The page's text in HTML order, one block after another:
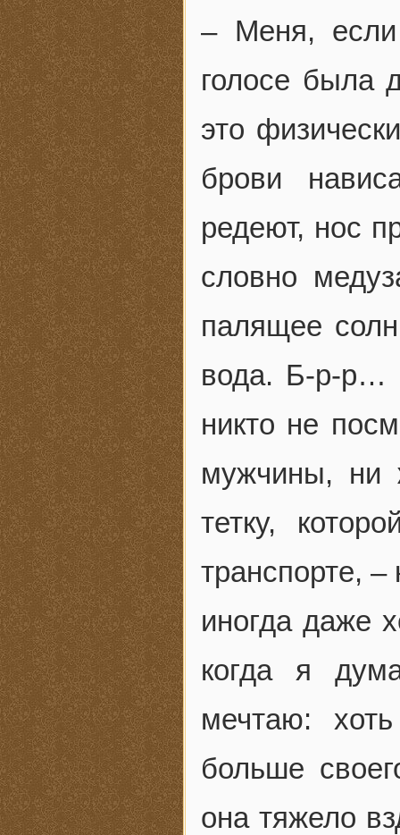
– Меня,
голосе была
это
брови
редеют, нос
словно
палящее
вода. Б-р-р…
никто не
мужчины, ни
тетку,
транспорте,
иногда даже
когда я
мечтаю:
больше
она тяжело